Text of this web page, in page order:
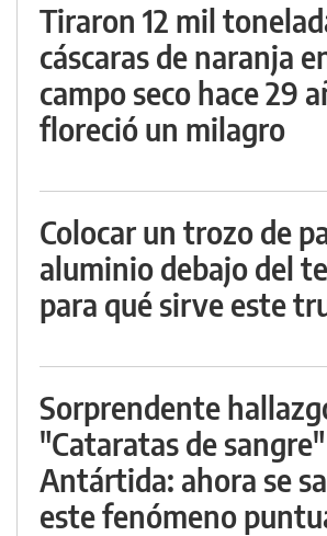
Tiraron 12 mil
cáscaras de naranja
campo seco hace 29
floreció un milagro
Colocar un trozo de
aluminio debajo del
para qué sirve este
Sorprendente
"Cataratas de
Antártida: ahora se
este fenómeno